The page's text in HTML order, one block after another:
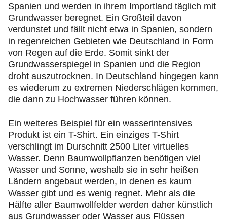
Spanien und werden in ihrem Importland täglich mit
Grundwasser beregnet. Ein Großteil davon
verdunstet und fällt nicht etwa in Spanien, sondern
in regenreichen Gebieten wie Deutschland in Form
von Regen auf die Erde. Somit sinkt der
Grundwasserspiegel in Spanien und die Region
droht auszutrocknen. In Deutschland hingegen kann
es wiederum zu extremen Niederschlägen kommen,
die dann zu Hochwasser führen können.
Ein weiteres Beispiel für ein wasserintensives
Produkt ist ein T-Shirt. Ein einziges T-Shirt
verschlingt im Durschnitt 2500 Liter virtuelles
Wasser. Denn Baumwollpflanzen benötigen viel
Wasser und Sonne, weshalb sie in sehr heißen
Ländern angebaut werden, in denen es kaum
Wasser gibt und es wenig regnet. Mehr als die
Hälfte aller Baumwollfelder werden daher künstlich
aus Grundwasser oder Wasser aus Flüssen